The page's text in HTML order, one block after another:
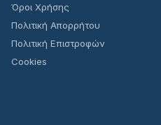
Όροι Χρήσης
Πολιτική Απορρήτου
Πολιτική Επιστροφών
Cookies